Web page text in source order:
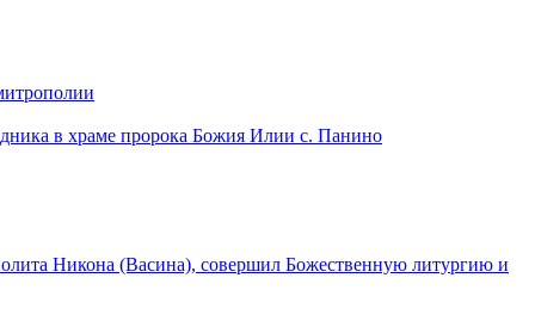
в храме пророка Божия Илии с. Панино
Никона (Васина), совершил Божественную литургию и